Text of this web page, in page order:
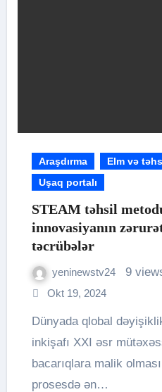
Araşdırma Elm və
Uşaq portalı
STEAM təhsil
innovasiyanın
təcrübələr
yeninewstv24 9
Okt 19, 2024
Dünyada qlobal dəyişikliklər və texnologiyaların
inkişafı XXI əsr
bacarıqlara malik
prosesdə ən…